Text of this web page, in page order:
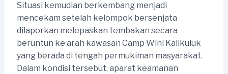
Situasi kemudian berkembang menjadi
mencekam setelah kelompok bersenjata
dilaporkan melepaskan tembakan secara
beruntun ke arah kawasan Camp Wini Kalikuluk
yang berada di tengah permukiman masyarakat.
Dalam kondisi tersebut, aparat keamanan